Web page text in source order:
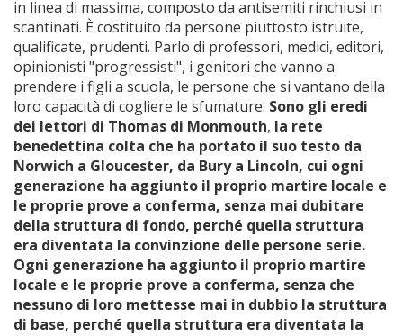
in linea di massima, composto da antisemiti rinchiusi in
scantinati. È costituito da persone piuttosto istruite,
qualificate, prudenti. Parlo di professori, medici, editori,
opinionisti "progressisti", i genitori che vanno a
prendere i figli a scuola, le persone che si vantano della
loro capacità di cogliere le sfumature. Sono gli eredi
dei lettori di Thomas di Monmouth, la rete
benedettina colta che ha portato il suo testo da
Norwich a Gloucester, da Bury a Lincoln, cui ogni
generazione ha aggiunto il proprio martire locale e
le proprie prove a conferma, senza mai dubitare
della struttura di fondo, perché quella struttura
era diventata la convinzione delle persone serie.
Ogni generazione ha aggiunto il proprio martire
locale e le proprie prove a conferma, senza che
nessuno di loro mettesse mai in dubbio la struttura
di base, perché quella struttura era diventata la